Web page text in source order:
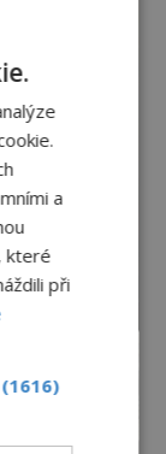
a
které
při
(1616)